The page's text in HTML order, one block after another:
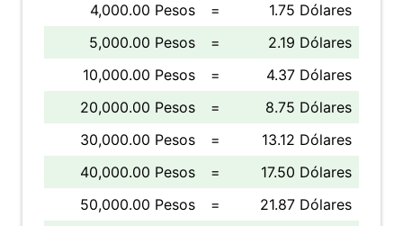
4,000.00 Pesos
=
1.75 Dólares
5,000.00 Pesos
=
2.19 Dólares
10,000.00 Pesos
=
4.37 Dólares
20,000.00 Pesos
=
8.75 Dólares
30,000.00 Pesos
=
13.12 Dólares
40,000.00 Pesos
=
17.50 Dólares
50,000.00 Pesos
= 21.87 Dólares